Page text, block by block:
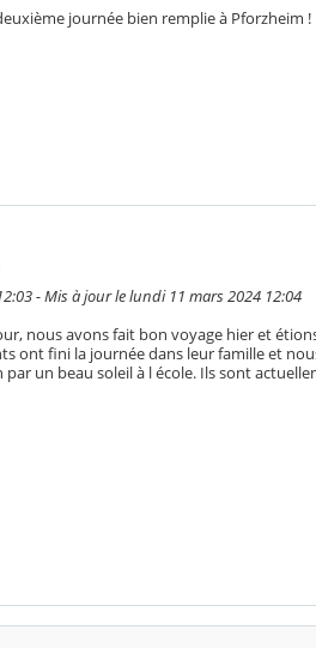
journée bien remplie à Pforzheim !
- Mis à jour le lundi 11 mars 2024 12:04
nous avons fait bon voyage hier et
ont fini la journée dans leur famille et
par un beau soleil à l école. Ils sont